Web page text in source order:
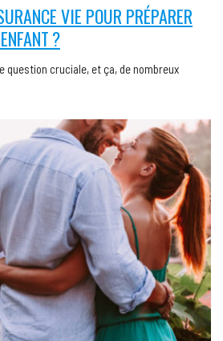
VIE POUR PRÉPARER
?
question cruciale, et ça, de nombreux